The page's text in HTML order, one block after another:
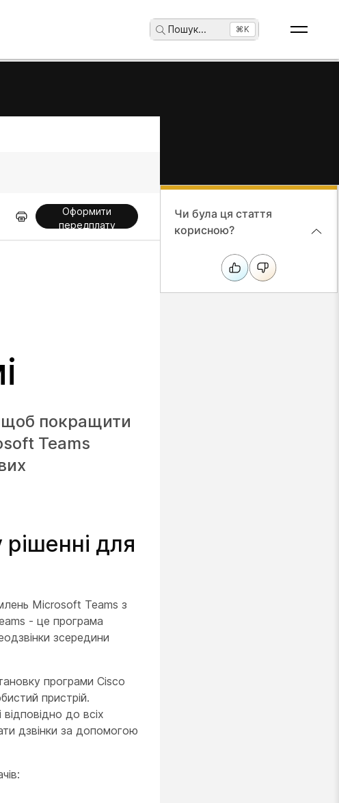
Пошук... ⌘K
Оформити
передплату
щоб покращити
Teams
для
Microsoft Teams з
- це програма
зсередини
програми Cisco
пристрій.
до всіх
дзвінки за допомогою
Чи була ця стаття
корисною?